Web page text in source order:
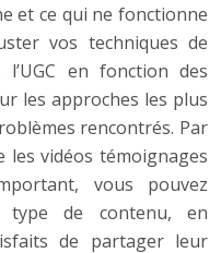
et ce qui ne fonctionne
vos techniques de
en fonction des
les approches les plus
rencontrés. Par
les vidéos témoignages
vous pouvez
type de contenu, en
de partager leur